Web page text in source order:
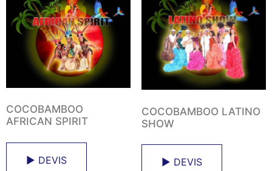
COCOBAMBOO
AFRICAN SPIRIT
► DEVIS
COCOBAMBOO LATINO
SHOW
► DEVIS